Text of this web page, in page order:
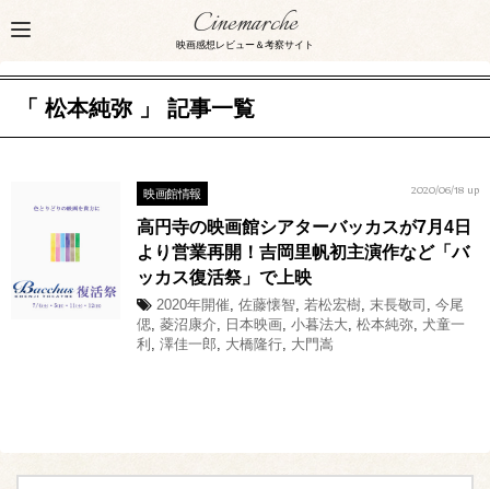
Cinemarche
映画感想レビュー＆考察サイト
「 松本純弥 」 記事一覧
映画館情報 2020/06/18 up
高円寺の映画館シアターバッカスが7月4日
より営業再開！吉岡里帆初主演作など「バ
ッカス復活祭」で上映
2020年開催, 佐藤懐智, 若松宏樹, 末長敬司 , 今尾
偲, 菱沼康介, 日本映画, 小暮法大, 松本純弥, 犬童一
利 , 澤佳一郎, 大橋隆行, 大門嵩